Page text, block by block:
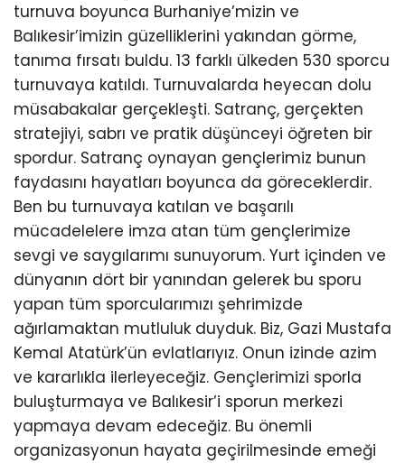
turnuva boyunca Burhaniye’mizin ve
Balıkesir’imizin güzelliklerini yakından görme,
tanıma fırsatı buldu. 13 farklı ülkeden 530 sporcu
turnuvaya katıldı. Turnuvalarda heyecan dolu
müsabakalar gerçekleşti. Satranç, gerçekten
stratejiyi, sabrı ve pratik düşünceyi öğreten bir
spordur. Satranç oynayan gençlerimiz bunun
faydasını hayatları boyunca da göreceklerdir.
Ben bu turnuvaya katılan ve başarılı
mücadelelere imza atan tüm gençlerimize
sevgi ve saygılarımı sunuyorum. Yurt içinden ve
dünyanın dört bir yanından gelerek bu sporu
yapan tüm sporcularımızı şehrimizde
ağırlamaktan mutluluk duyduk. Biz, Gazi Mustafa
Kemal Atatürk’ün evlatlarıyız. Onun izinde azim
ve kararlıkla ilerleyeceğiz. Gençlerimizi sporla
buluşturmaya ve Balıkesir’i sporun merkezi
yapmaya devam edeceğiz. Bu önemli
organizasyonun hayata geçirilmesinde emeği